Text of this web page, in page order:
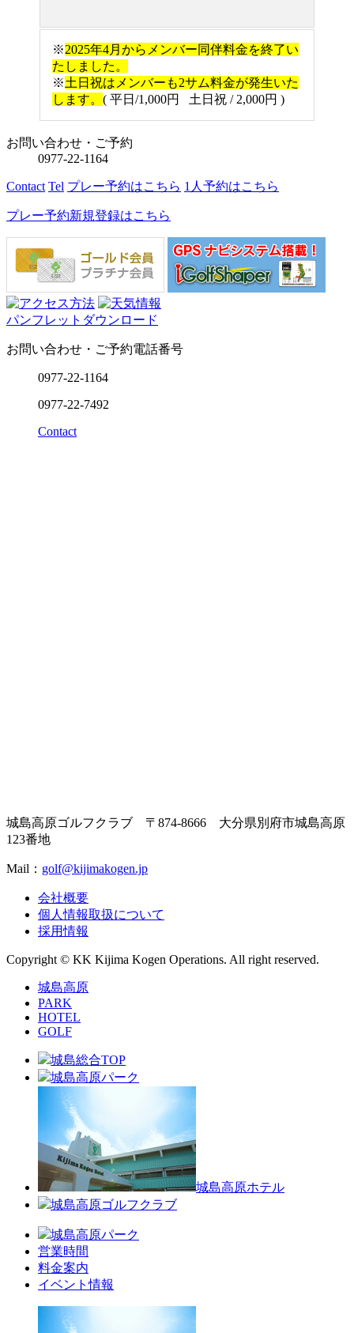
※2025年4月からメンバー同伴料金を終了い
たしました。
※土日祝はメンバーも2サム料金が発生いた
します。 ( 平日/1,000円 土日祝 / 2,000円 )
お問い合わせ・ご予約
0977-22-1164
Contact Tel プレー予約はこちら 1人予約はこちら
プレー予約新規登録はこちら
パンフレットダウンロード
お問い合わせ・ご予約電話番号
0977-22-1164
0977-22-7492
Contact
城島高原ゴルフクラブ 〒874-8666 大分県別府市城島高原
123番地
Mail： golf@kijimakogen.jp
会社概要
個人情報取扱について
採用情報
Copyright © KK Kijima Kogen Operations. All right reserved.
城島高原
PARK
HOTEL
GOLF
城島総合TOP
城島高原パーク
城島高原ホテル
城島高原ゴルフクラブ
城島高原パーク
営業時間
料金案内
イベント情報